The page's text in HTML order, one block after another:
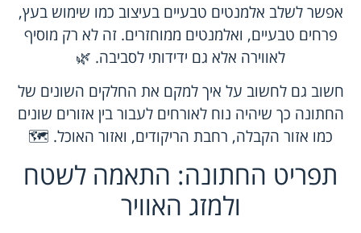
אפשר לשלב אלמנטים טבעיים בעיצוב כמו שימוש בעץ,
פרחים טבעיים, ואלמנטים ממוחזרים. זה לא רק מוסיף
לאווירה אלא גם ידידותי לסביבה. 🌿
חשוב גם לחשוב על איך למקם את החלקים השונים של
החתונה כך שיהיה נוח לאורחים לעבור בין אזורים שונים
כמו אזור הקבלה, רחבת הריקודים, ואזור האוכל. 🗺️
תפריט החתונה: התאמה לשטח
ולמזג האוויר